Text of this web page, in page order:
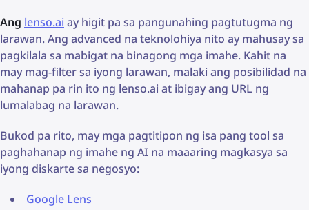
Ang lenso.ai ay higit pa sa pangunahing pagtutugma ng
larawan. Ang advanced na teknolohiya nito ay mahusay sa
pagkilala sa mabigat na binagong mga imahe. Kahit na
may mag-filter sa iyong larawan, malaki ang posibilidad na
mahanap pa rin ito ng lenso.ai at ibigay ang URL ng
lumalabag na larawan.
Bukod pa rito, may mga pagtitipon ng isa pang tool sa
paghahanap ng imahe ng AI na maaaring magkasya sa
iyong diskarte sa negosyo:
Google Lens